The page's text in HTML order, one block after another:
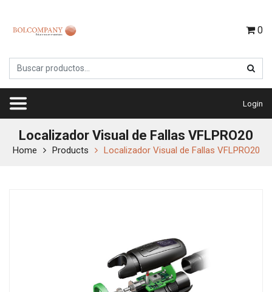
0
Login
Localizador Visual de Fallas VFLPRO20
Home Products Localizador Visual de Fallas VFLPRO20